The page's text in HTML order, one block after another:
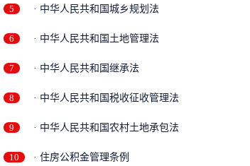
5 · 中华人民共和国城乡规划法
6 · 中华人民共和国土地管理法
7 · 中华人民共和国继承法
8 · 中华人民共和国税收征收管理法
9 · 中华人民共和国农村土地承包法
10 · 住房公积金管理条例